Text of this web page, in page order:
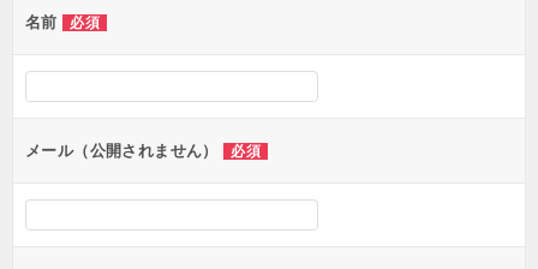
ー
シ
ン
名前 必須
メール（公開されません） 必須